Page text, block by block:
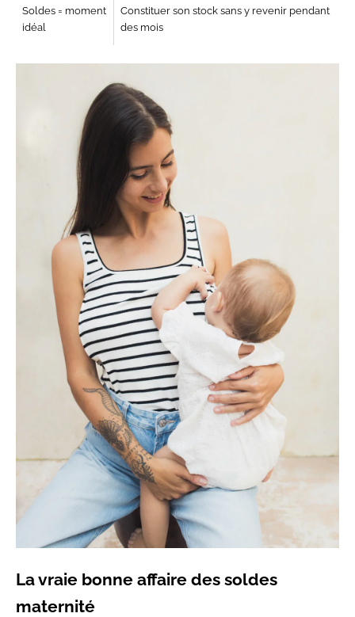
Soldes = moment
idéal
Constituer son stock sans y revenir pendant
des mois
La vraie bonne affaire des soldes
maternité